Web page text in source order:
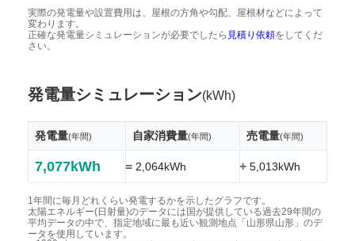
実際の発電量や設置費用は、屋根の方角や勾配、屋根材などによって
変わります。
正確な発電量シミュレーションが必要でしたら 見積り依頼をしてくだ
さい。
発電量シミュレーション(kWh)
発電量(年間) 自家消費量(年間) 売電量(年間)
7,077kWh =2,064kWh +5,013kWh
1年間に毎月どれくらい発電するかを示したグラフです。
太陽エネルギー(日射量)のデータには国が提供している過去29年間の
平均データの中で、指定地域に最も近い観測地点「山形県山形」のデ
ータを使用しています。